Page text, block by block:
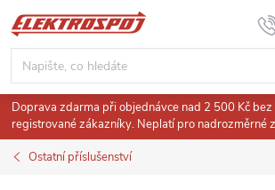
Přejít
na
obsah
Doprava zdarma při objednávce nad 2 500 Kč
registrované zákazníky. Neplatí pro nadrozměrné
Ostatní příslušenství